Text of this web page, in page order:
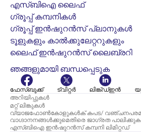
എസ്‌ബിഐ ലൈഫ്
ഗ്രൂപ്പ് കമ്പനികൾ
ഗ്രൂപ്പ് ഇൻഷുറൻസ് പ്ലാനുകൾ
ടൂളുകളും കാൽക്കുലേറ്ററുകളും
ലൈഫ് ഇൻഷുറൻസ് ലൈബ്രറി
ഞങ്ങളുമായി ബന്ധപ്പെടുക
ഫേസ്ബുക്ക് ട്വിറ്റർ ലിങ്ക്ഡ്ഇൻ
അറിയിപ്പുകൾ
മറ്റ് ലിങ്കുകൾ
വ്യാജഫോൺകോളുകൾക് കപട/
വാഗ്ദാനനങ്ങൾക്കുമെതിരെ ജാഗ്രത പാലിക്കുക
എസ്‌ബി‌ഐ ഇൻഷുറൻസ് കമ്പനി ലിമിറ്റഡ്